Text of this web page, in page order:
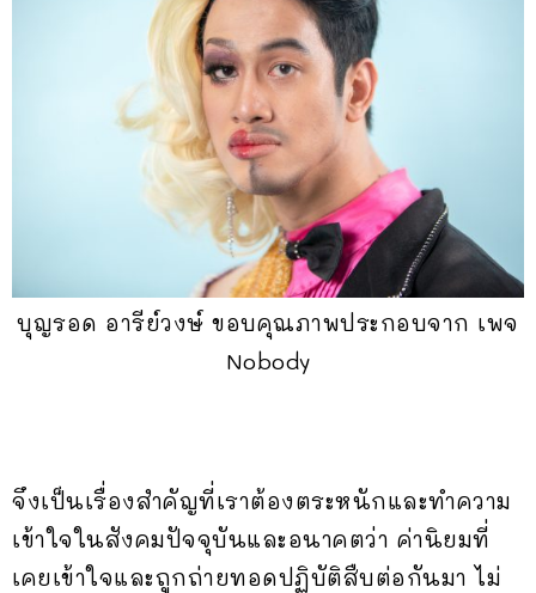
บุญรอด อารีย์วงษ์ ขอบคุณภาพประกอบจาก เพจ
Nobody
จึงเป็นเรื่องสำคัญที่เราต้องตระหนักและทำความ
เข้าใจในสังคมปัจจุบันและอนาคตว่า ค่านิยมที่
เคยเข้าใจและถูกถ่ายทอดปฏิบัติสืบต่อกันมา ไม่